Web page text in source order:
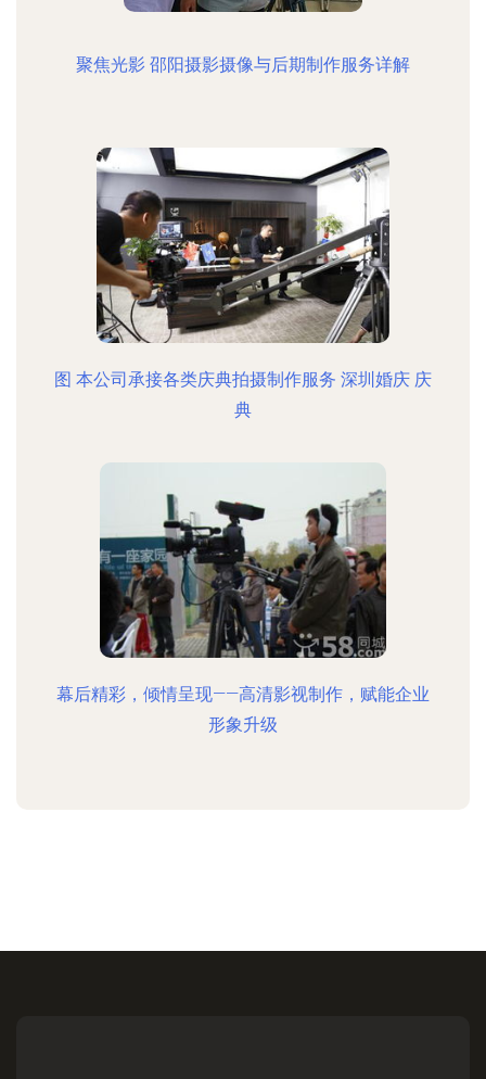
聚焦光影 邵阳摄影摄像与后期制作服务详解
图 本公司承接各类庆典拍摄制作服务 深圳婚庆 庆
典
幕后精彩，倾情呈现——高清影视制作，赋能企业
形象升级